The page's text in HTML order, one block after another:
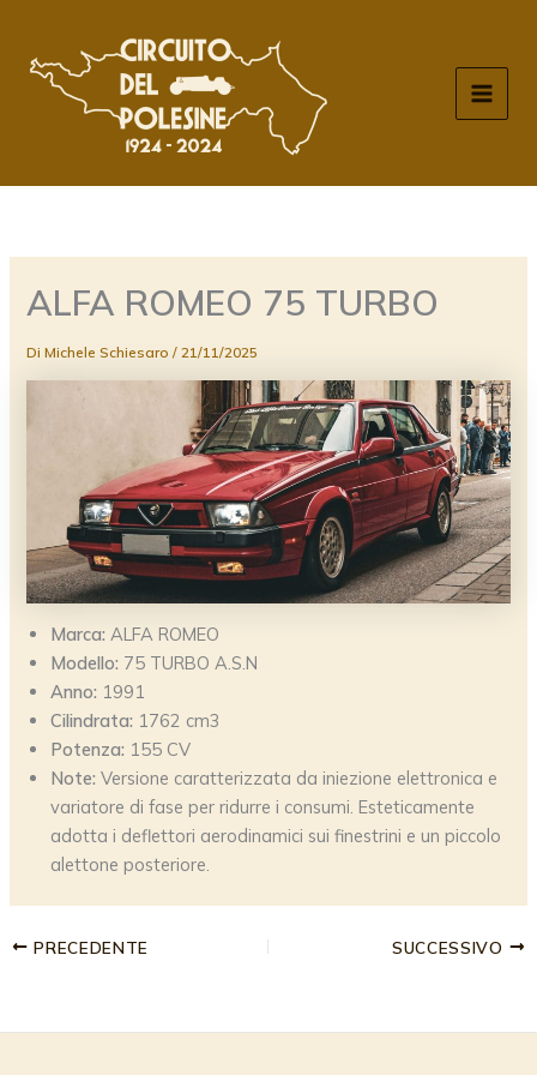
contenuto
MAIN
ALFA ROMEO 75 TURBO
DiMichele Schiesaro/21/11/2025
Marca:ALFA ROMEO
Modello: 75 TURBO A.S.N
Anno: 1991
Cilindrata: 1762 cm3
Potenza: 155 CV
Note:Versione caratterizzata da iniezione elettronica e
variatore di fase per ridurre i consumi. Esteticamente
adotta i deflettori aerodinamici sui finestrini e un piccolo
alettone posteriore.
PRECEDENTE SUCCESSIVO